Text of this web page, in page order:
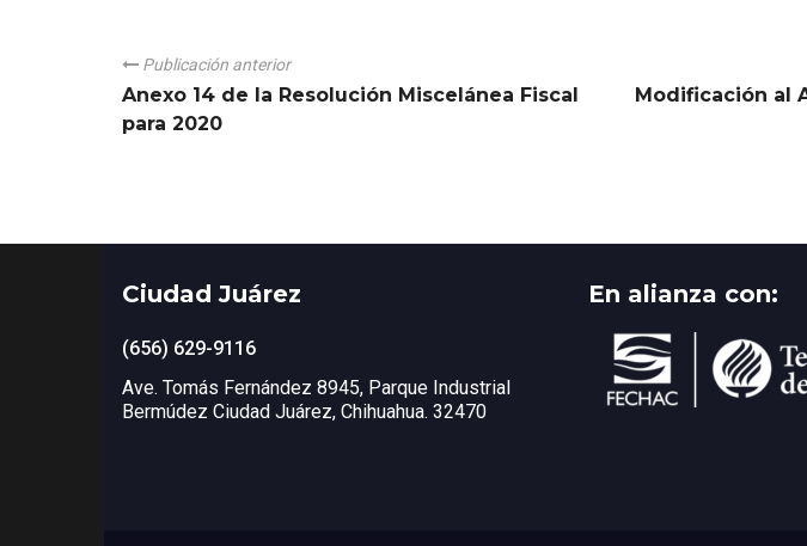
Publicación anterior
Anexo 14 de la Resolución Miscelánea Fiscal
para 2020
Modificación al
Ciudad Juárez
(656) 629-9116
Ave. Tomás Fernández 8945, Parque Industrial
Bermúdez Ciudad Juárez, Chihuahua. 32470
En alianza con: